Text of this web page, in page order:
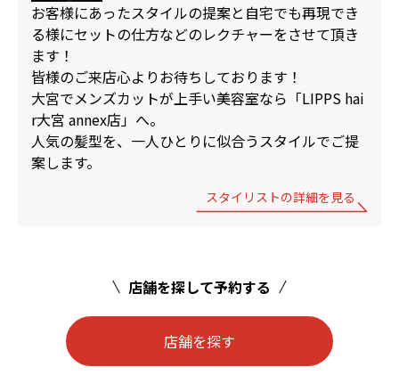
お客様にあったスタイルの提案と自宅でも再現でき
る様にセットの仕方などのレクチャーをさせて頂き
ます！
皆様のご来店心よりお待ちしております！
大宮でメンズカットが上手い美容室なら「LIPPS hai
r大宮 annex店」へ。
人気の髪型を、一人ひとりに似合うスタイルでご提
案します。
スタイリストの詳細を見る
店舗を探して予約する
店舗を探す